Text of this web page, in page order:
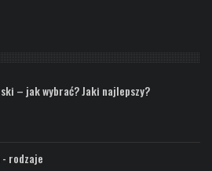
– jak wybrać? Jaki najlepszy?
rodzaje